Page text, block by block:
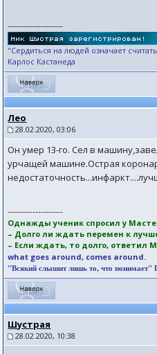
--------------------
"Сердиться на людей означает
Карлос Кастанеда
Лео
28.02.2020, 03:06
Он умер 13-го. Сел в
урчащей машине.Острая
--------------------
Однажды ученик спросил у
– Долго ли ждать перемен к
– Если ждать, то долго, ответил
what goes around, comes around.
"Всякий слышит лишь то, что
Шустрая
28.02.2020, 10:38